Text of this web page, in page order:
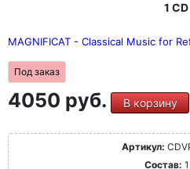
1 CD
MAGNIFICAT - Classical Music for
Под заказ
4050 руб. В корзину
Артикул:
Состав: